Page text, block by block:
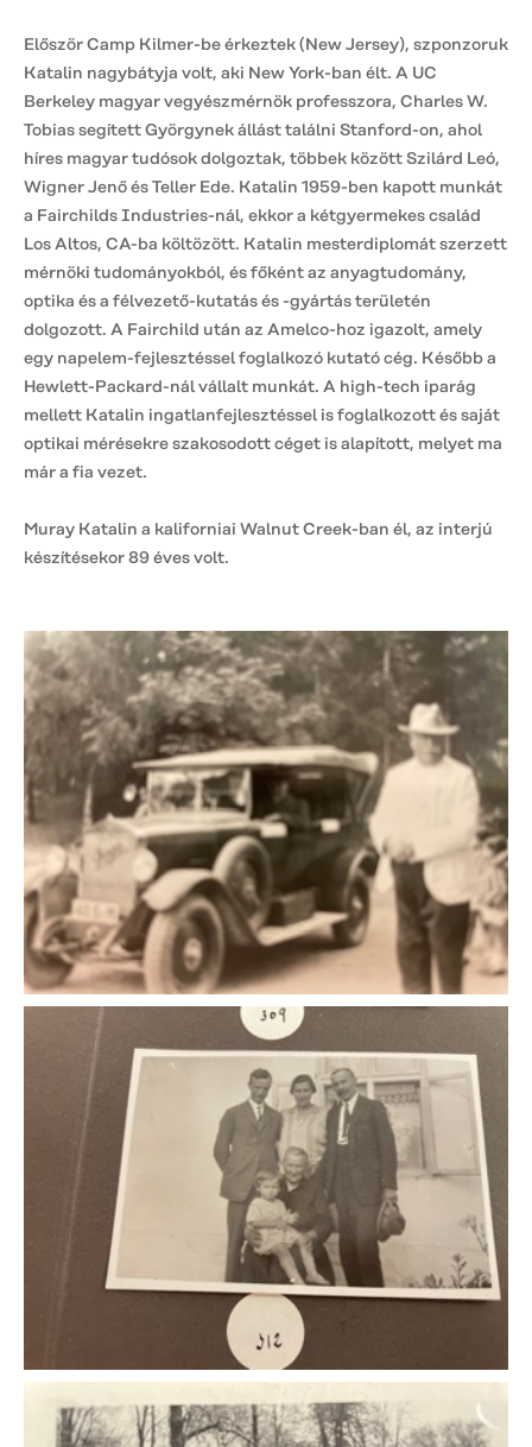
Először Camp Kilmer-be érkeztek (New Jersey), szponzoruk
Katalin nagybátyja volt, aki New York-ban élt. A UC
Berkeley magyar vegyészmérnök professzora, Charles W.
Tobias segített Györgynek állást találni Stanford-on, ahol
híres magyar tudósok dolgoztak, többek között Szilárd Leó,
Wigner Jenő és Teller Ede. Katalin 1959-ben kapott munkát
a Fairchilds Industries-nál, ekkor a kétgyermekes család
Los Altos, CA-ba költözött. Katalin mesterdiplomát szerzett
mérnöki tudományokból, és főként az anyagtudomány,
optika és a félvezető-kutatás és -gyártás területén
dolgozott. A Fairchild után az Amelco-hoz igazolt, amely
egy napelem-fejlesztéssel foglalkozó kutató cég. Később a
Hewlett-Packard-nál vállalt munkát. A high-tech iparág
mellett Katalin ingatlanfejlesztéssel is foglalkozott és saját
optikai mérésekre szakosodott céget is alapított, melyet ma
már a fia vezet.
Muray Katalin a kaliforniai Walnut Creek-ban él, az interjú
készítésekor 89 éves volt.